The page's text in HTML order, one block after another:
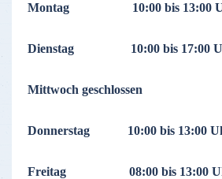
Montag 10:00 bis 13:00
Dienstag 10:00 bis 17:00
Mittwoch geschlossen
Donnerstag 10:00 bis 13:00
Freitag 08:00 bis 13:00